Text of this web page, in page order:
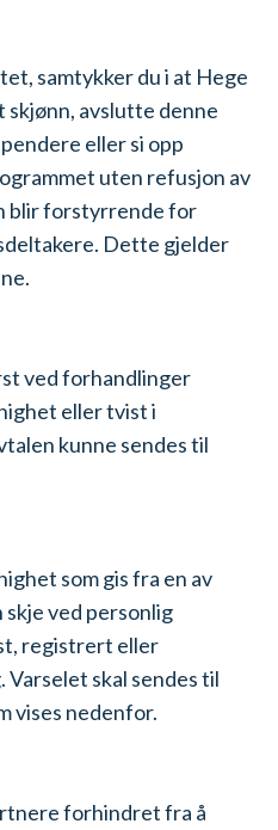
samtykker du i at Hege
avslutte denne
eller si opp
uten refusjon av
blir forstyrrende for
Dette gjelder
ved forhandlinger
eller tvist i
kunne sendes til
som gis fra en av
ved personlig
registrert eller
skal sendes til
vises nedenfor.
forhindret fra å